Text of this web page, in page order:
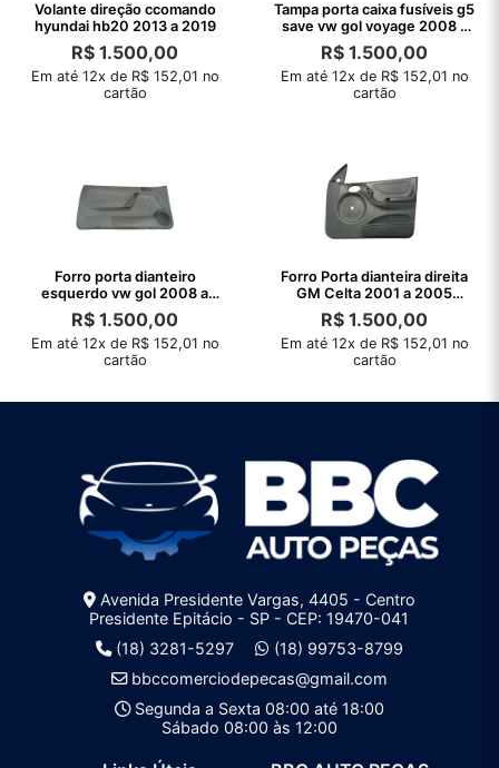
Volante direção ccomando
hyundai hb20 2013 a 2019
R$ 1.500,00
Em até 12x de R$ 152,01 no
cartão
Tampa porta caixa fusíveis g5
save vw gol voyage 2008 a
2008
R$ 1.500,00
Em até 12x de R$ 152,01 no
cartão
Forro porta dianteiro
esquerdo vw gol 2008 a
2010 original
R$ 1.500,00
Em até 12x de R$ 152,01 no
cartão
Forro Porta dianteira direita
GM Celta 2001 a 2005
original
R$ 1.500,00
Em até 12x de R$ 152,01 no
cartão
Avenida Presidente Vargas, 4405 - Centro
Presidente Epitácio - SP - CEP: 19470-041
(18) 3281-5297
(18) 99753-8799
bbccomerciodepecas@gmail.com
Segunda a Sexta 08:00 até 18:00
Sábado 08:00 às 12:00